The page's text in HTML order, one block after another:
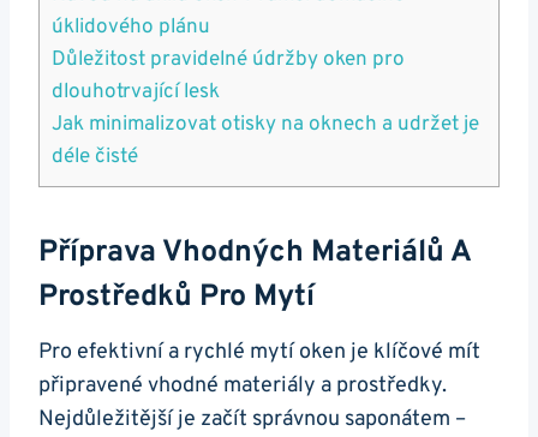
úklidového plánu
Důležitost pravidelné údržby oken pro
dlouhotrvající lesk
Jak minimalizovat otisky na oknech a udržet je
déle čisté
Příprava Vhodných Materiálů A
Prostředků Pro Mytí
Pro efektivní a rychlé mytí oken je klíčové mít
připravené vhodné materiály a prostředky.
Nejdůležitější je začít správnou saponátem –